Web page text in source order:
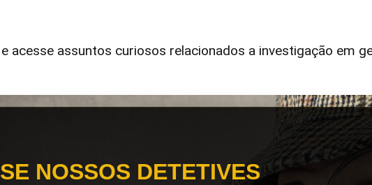
e acesse assuntos curiosos relacionados a investigação em
SE NOSSOS DETETIVES